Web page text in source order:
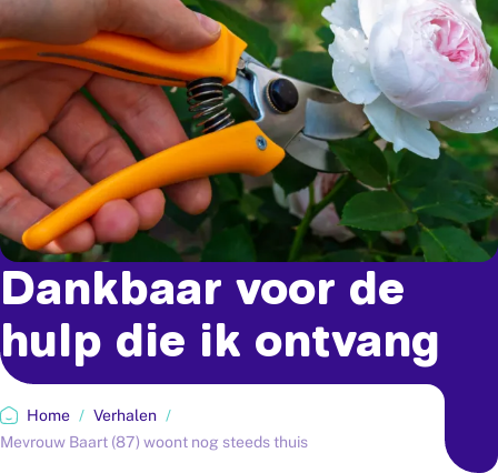
Dankbaar voor de
hulp die ik ontvang
Home / Verhalen /
Mevrouw Baart (87) woont nog steeds thuis